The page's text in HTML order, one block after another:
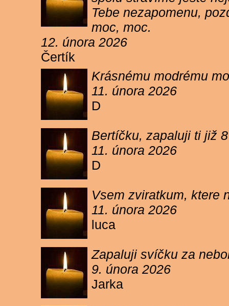
Tebe nezapomenu,
moc, moc.
12. února 2026
Čertík
Krásnému modrému
11. února 2026
D
Bertíčku, zapaluji ti již
11. února 2026
D
Vsem zviratkum, ktere
11. února 2026
luca
Zapaluji svíčku za
9. února 2026
Jarka